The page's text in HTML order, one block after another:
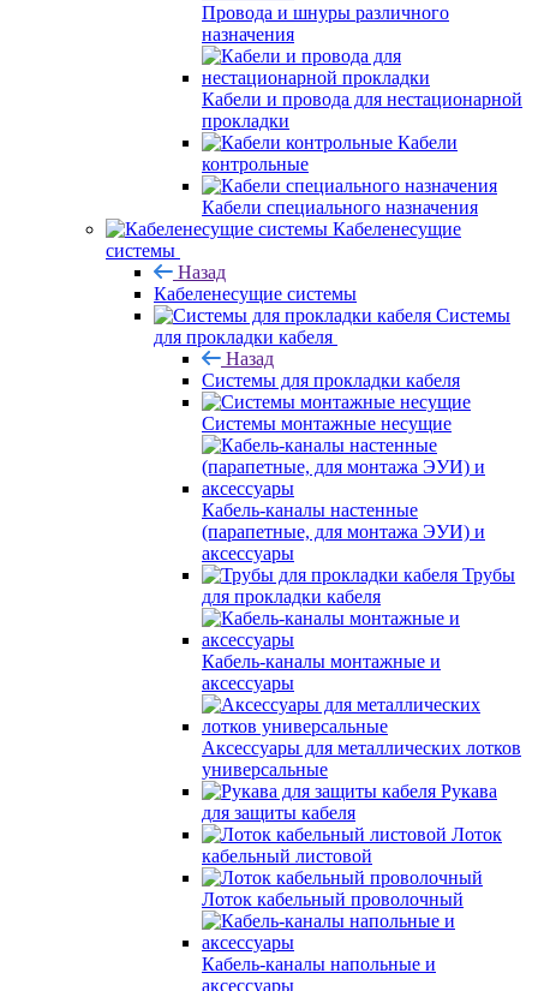
Провода и шнуры различного
назначения
Кабели и провода для нестационарной
прокладки
Кабели
контрольные
Кабели специального назначения
Кабеленесущие
системы
Назад
Кабеленесущие системы
Системы
для прокладки кабеля
Назад
Системы для прокладки кабеля
Системы монтажные несущие
Кабель-каналы настенные
(парапетные, для монтажа ЭУИ) и
аксессуары
Трубы
для прокладки кабеля
Кабель-каналы монтажные и
аксессуары
Аксессуары для металлических лотков
универсальные
Рукава
для защиты кабеля
Лоток
кабельный листовой
Лоток кабельный проволочный
Кабель-каналы напольные и
аксессуары